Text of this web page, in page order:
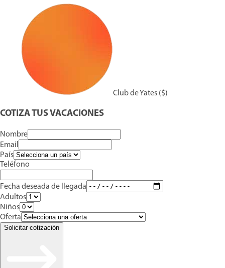
Club de Yates ($)
COTIZA TUS VACACIONES
Nombre
Email
País
Teléfono
Fecha deseada de llegada
Adultos
Niños
Oferta
Solicitar cotización